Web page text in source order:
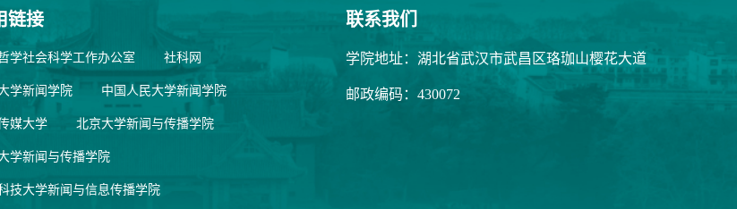
链接
学社会科学工作办公室 社科网
学新闻学院 中国人民大学新闻学院
媒大学 北京大学新闻与传播学院
学新闻与传播学院
技大学新闻与信息传播学院
联系我们
学院地址：湖北省武汉市武昌区珞珈山樱花大道
邮政编码：430072